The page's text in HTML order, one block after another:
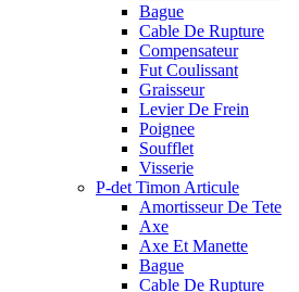
Bague
Cable De Rupture
Compensateur
Fut Coulissant
Graisseur
Levier De Frein
Poignee
Soufflet
Visserie
P-det Timon Articule
Amortisseur De Tete
Axe
Axe Et Manette
Bague
Cable De Rupture